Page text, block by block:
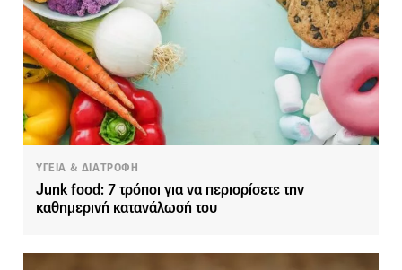
ΥΓΕΙΑ & ΔΙΑΤΡΟΦΗ
Junk food: 7 τρόποι για να περιορίσετε την
καθημερινή κατανάλωσή του